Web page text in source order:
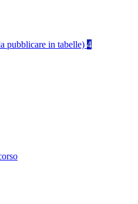
pubblicare in tabelle) 4